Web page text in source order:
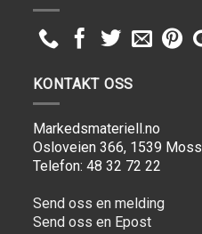
KONTAKT OSS
Markedsmateriell.no
Osloveien 366, 1539 Moss
Telefon: 48 32 72 22
Send oss en melding
Send oss en Epost